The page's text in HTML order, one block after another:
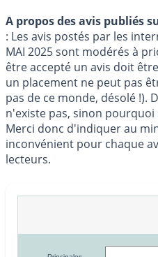
A propos des avis publiés
: Les avis postés par les
MAI 2025 sont modérés à
être accepté un avis doit
un placement ne peut pas
pas de ce monde, désolé !).
n'existe pas, sinon pourquoi
Merci donc d'indiquer au
inconvénient pour chaque
lecteurs.